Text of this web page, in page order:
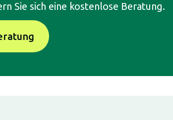
Sie sich eine kostenlose Beratung.